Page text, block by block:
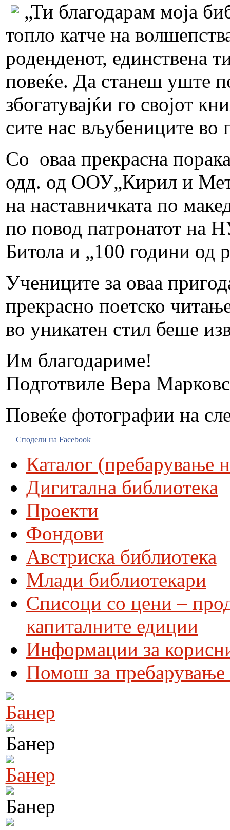
„Ти благодарам моја
топло катче на
роденденот, единствена
повеќе. Да станеш уште
збогатувајќи го својот
сите нас вљубениците во
Со оваа прекрасна
одд. од ООУ„Кирил и
на наставничката по
по повод патронатот на
Битола и „100 години од
Учениците за оваа
прекрасно поетско
во уникатен стил беше
Им благодариме!
Подготвиле Вера
Повеќе фотографии на
Сподели на Facebook
Каталог (пребарување
Дигитална библиотека
Проекти
Фондови
Австриска библиотека
Млади библиотекари
Списоци со цени –
капиталните едиции
Информации за
Помош за